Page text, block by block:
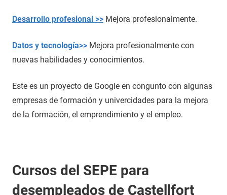
Desarrollo profesional >> Mejora profesionalmente.
Datos y tecnología>> Mejora profesionalmente con
nuevas habilidades y conocimientos.
Este es un proyecto de Google en congunto con algunas
empresas de formación y univercidades para la mejora
de la formación, el emprendimiento y el empleo.
Cursos del SEPE para
desempleados de Castellfort